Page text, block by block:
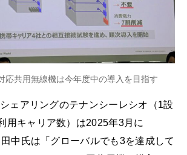
応共用無線機は今年度中の導入を目指す
ェアリングのテナンシーレシオ（1設
用キャリア数）は2025年3月に
田中氏は「グローバルでも3を達成して